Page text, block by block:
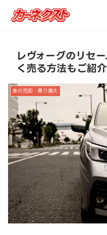
ホーム コラムTOP
レヴォーグのリセ
く売る方法もご紹介
車の売却・乗り換え